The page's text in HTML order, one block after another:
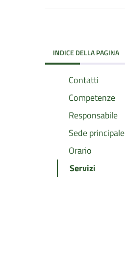
INDICE DELLA PAGINA
Contatti
Competenze
Responsabile
Sede principale
Orario
Servizi